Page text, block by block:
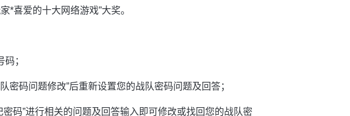
*喜爱的十大网络游戏”大奖。
；
密码问题修改”后重新设置您的战队密码问题及回答；
密码”进行相关的问题及回答输入即可修改或找回您的战队密